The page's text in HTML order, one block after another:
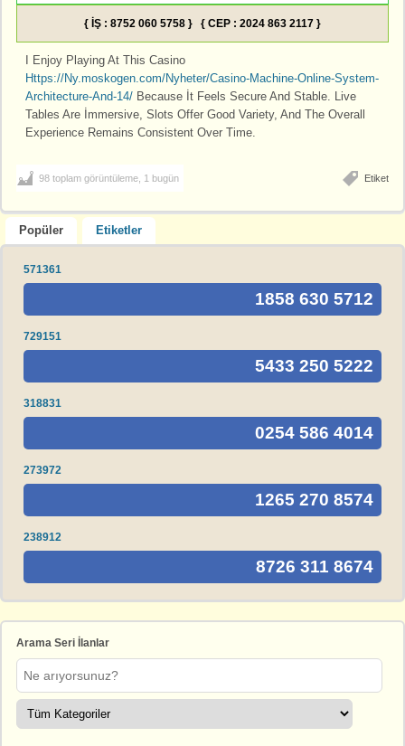
{ İŞ : 8752 060 5758 } { CEP : 2024 863 2117 }
I Enjoy Playing At This Casino
Https://Ny.moskogen.com/Nyheter/Casino-Machine-Online-System-
Architecture-And-14/ Because İt Feels Secure And Stable. Live
Tables Are İmmersive, Slots Offer Good Variety, And The Overall
Experience Remains Consistent Over Time.
Etiket
98 toplam görüntüleme, 1 bugün
Popüler Etiketler
571361
1858 630 5712
729151
5433 250 5222
318831
0254 586 4014
273972
1265 270 8574
238912
8726 311 8674
Arama Seri İlanlar